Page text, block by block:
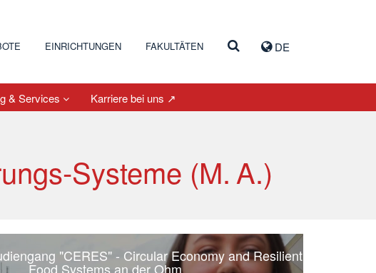
DE
EINRICHTUNGEN FAKULTÄTEN
& Services Karriere bei uns ↗
Systeme (M. A.)
"CERES" - Circular Economy and Resilient
Food Systems an der Ohm